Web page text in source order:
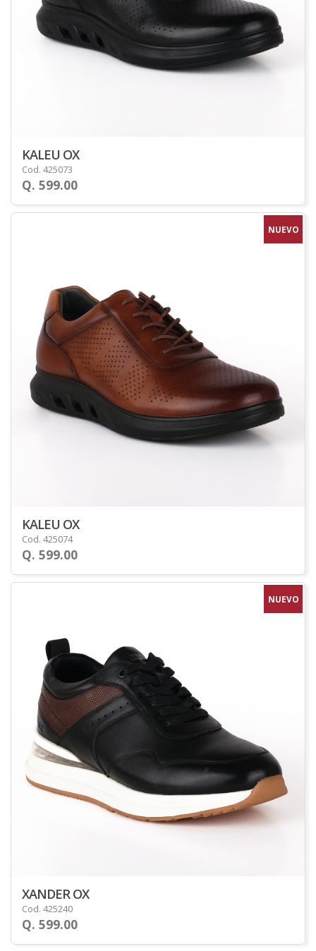
KALEU OX
Cod. 425073
Q. 599.00
NUEVO
KALEU OX
Cod. 425074
Q. 599.00
NUEVO
XANDER OX
Cod. 425240
Q. 599.00